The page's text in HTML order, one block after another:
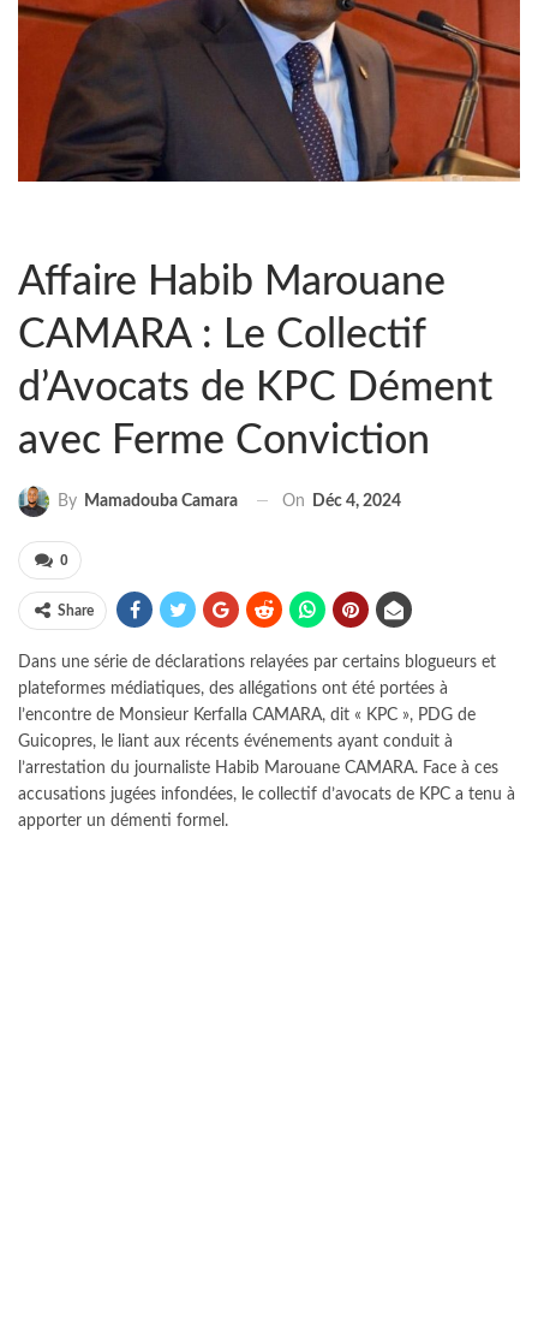
Affaire Habib Marouane
CAMARA : Le Collectif
d’Avocats de KPC Dément
avec Ferme Conviction
By Mamadouba Camara On Déc 4, 2024
0
Share
Dans une série de déclarations relayées par certains blogueurs et
plateformes médiatiques, des allégations ont été portées à
l’encontre de Monsieur Kerfalla CAMARA, dit « KPC », PDG de
Guicopres, le liant aux récents événements ayant conduit à
l’arrestation du journaliste Habib Marouane CAMARA. Face à ces
accusations jugées infondées, le collectif d’avocats de KPC a tenu à
apporter un démenti formel.